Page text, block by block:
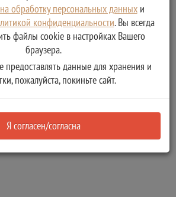
обработку персональных данныхи
конфиденциальности. Вы всегда
файлы cookie в настройках Вашего
браузера.
предоставлять данные для хранения и
пожалуйста, покиньте сайт.
Я согласен/согласна